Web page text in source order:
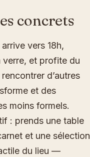
concrets
vers 18h,
verre, et profite du
d’autres
et des
moins formels.
: prends une table
et une sélection
du lieu —